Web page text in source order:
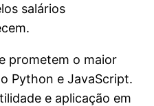
salários
prometem o maior
Python e JavaScript.
e aplicação em